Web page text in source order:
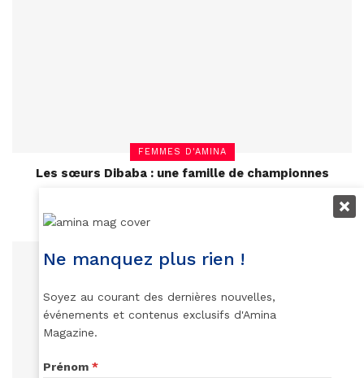
FEMMES D'AMINA
Les sœurs Dibaba : une famille de championnes
Ne manquez plus rien !
Soyez au courant des dernières nouvelles,
événements et contenus exclusifs d'Amina
Magazine.
Prénom *